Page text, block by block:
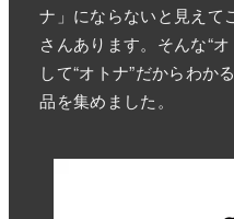
ナ」にならないと見えて
さんあります。そんな“
して“オトナ”だからわか
品を集めました。